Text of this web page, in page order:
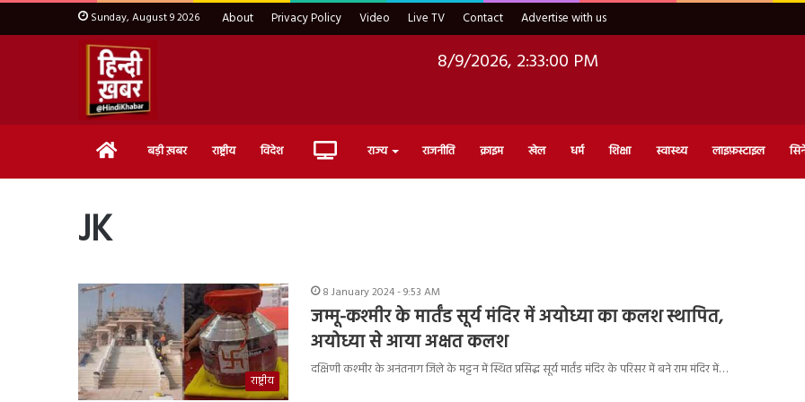
Sunday, August 9 2026 About Privacy Policy Video Live TV Contact Advertise with us
8/9/2026, 2:33:01 PM
Home बड़ी ख़बर राष्ट्रीय विदेश Live राज्य राजनीति क्राइम खेल धर्म शिक्षा स्वास्थ्य लाइफ़स्टाइल
JK
राष्ट्रीय
8 January 2024 - 9:53 AM
जम्मू-कश्मीर के मार्तंड सूर्य मंदिर में अयोध्या का कलश स्थापित,
अयोध्या से आया अक्षत कलश
दक्षिणी कश्मीर के अनंतनाग जिले के मट्टन में स्थित प्रसिद्ध सूर्य मार्तंड मंदिर के परिसर में बने राम मंदिर में…